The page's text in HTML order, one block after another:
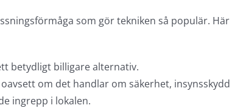
som gör tekniken så populär. Här
betydligt billigare alternativ.
om det handlar om säkerhet,
ingrepp i lokalen.